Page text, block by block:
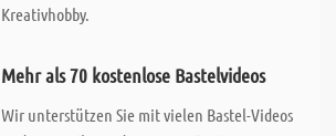
Kreativhobby.
Mehr als 70 kostenlose Bastelvideos
Wir unterstützen Sie mit vielen Bastel-Videos